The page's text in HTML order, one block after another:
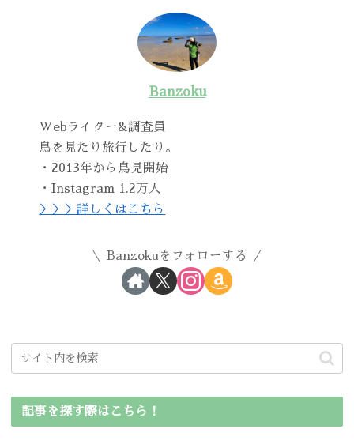
Banzoku
Webライター&調査員
鳥を見たり旅行したり。
・2013年から鳥見開始
・Instagram 1.2万人
＞＞＞詳しくはこちら
Banzokuをフォローする
記事を探す際はこちら！